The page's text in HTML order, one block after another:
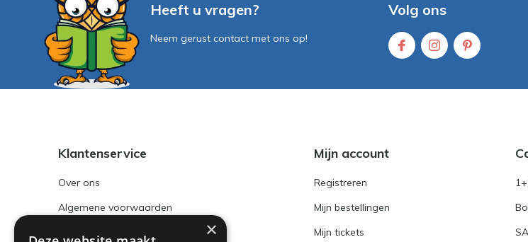
Heeft u vragen?
Neem gerust contact met ons op!
Volg ons
Klantenservice
Over ons
Algemene voorwaarden
Mijn account
Registreren
Mijn bestellingen
Mijn tickets
×